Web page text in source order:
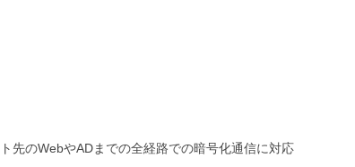
先のWebやADまでの全経路での暗号化通信に対応